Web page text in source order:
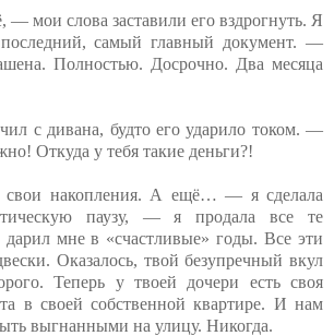
мои слова заставили его вздрогнуть. Я
самый главный документ. —
Полностью. Досрочно. Два месяца
с дивана, будто его ударило током. —
Откуда у тебя такие деньги?!
накопления. А ещё… — я сделала
паузу, — я продала все те
мне в «счастливые» годы. Все эти
Оказалось, твой безупречный вкул
Теперь у твоей дочери есть своя
в своей собственной квартире. И нам
выгнанными на улицу. Никогда.